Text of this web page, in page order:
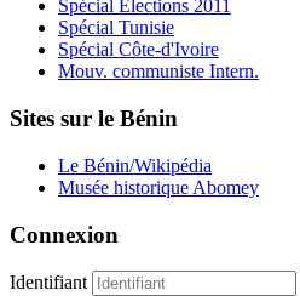
Spécial Elections 2011
Spécial Tunisie
Spécial Côte-d'Ivoire
Mouv. communiste Intern.
Sites sur le Bénin
Le Bénin/Wikipédia
Musée historique Abomey
Connexion
Identifiant